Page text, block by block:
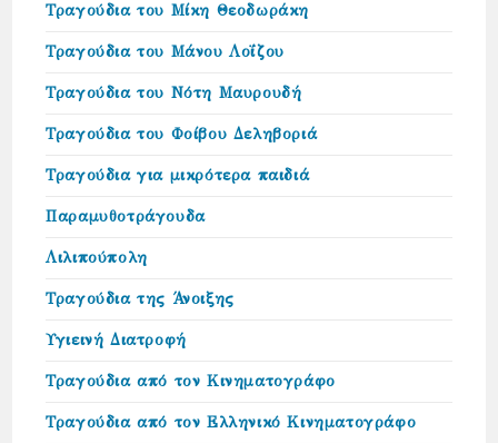
Τραγούδια του Μίκη Θεοδωράκη
Τραγούδια του Μάνου Λοΐζου
Τραγούδια του Νότη Μαυρουδή
Τραγούδια του Φοίβου Δεληβοριά
Τραγούδια για μικρότερα παιδιά
Παραμυθοτράγουδα
Λιλιπούπολη
Τραγούδια της Άνοιξης
Υγιεινή Διατροφή
Τραγούδια από τον Κινηματογράφο
Τραγούδια από τον Ελληνικό Κινηματογράφο